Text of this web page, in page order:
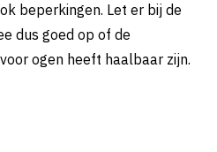
beperkingen. Let er bij de
dus goed op of de
ogen heeft haalbaar zijn.